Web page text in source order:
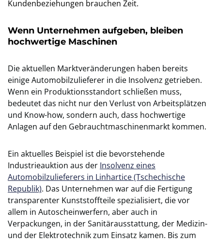
Kundenbeziehungen brauchen Zeit.
Wenn Unternehmen aufgeben, bleiben
hochwertige Maschinen
Die aktuellen Marktveränderungen haben bereits
einige Automobilzulieferer in die Insolvenz getrieben.
Wenn ein Produktionsstandort schließen muss,
bedeutet das nicht nur den Verlust von Arbeitsplätzen
und Know-how, sondern auch, dass hochwertige
Anlagen auf den Gebrauchtmaschinenmarkt kommen.
Ein aktuelles Beispiel ist die bevorstehende
Industrieauktion aus der Insolvenz eines
Automobilzulieferers in Linhartice (Tschechische
Republik). Das Unternehmen war auf die Fertigung
transparenter Kunststoffteile spezialisiert, die vor
allem in Autoscheinwerfern, aber auch in
Verpackungen, in der Sanitärausstattung, der Medizin-
und der Elektrotechnik zum Einsatz kamen. Bis zum